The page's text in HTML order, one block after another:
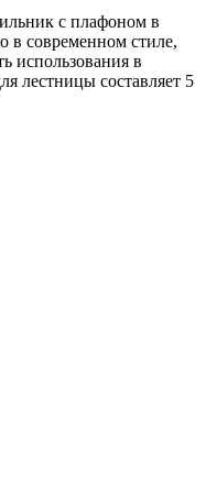
с плафоном в
в современном стиле,
использования в
лестницы составляет 5